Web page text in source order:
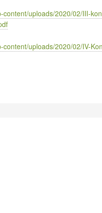
uploads/2020/02/III-
uploads/2020/02/IV-